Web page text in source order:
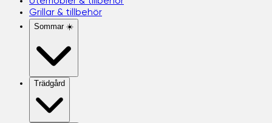
Grillar & tillbehör
Sommar ☀️
Trädgård